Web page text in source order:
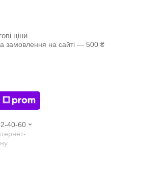
ціни
замовлення на сайті — 500 ₴
40-60